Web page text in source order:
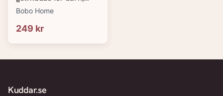
rund - rosa bomull
Bobo Home
249 kr
Kuddar.se